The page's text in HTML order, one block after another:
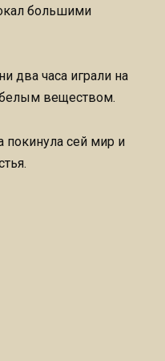
большими
два часа играли на
веществом.
покинула сей мир и